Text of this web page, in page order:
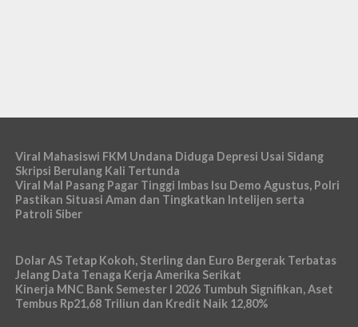
Viral Mahasiswi FKM Undana Diduga Depresi Usai Sidang
Skripsi Berulang Kali Tertunda
Viral Mal Pasang Pagar Tinggi Imbas Isu Demo Agustus, Polri
Pastikan Situasi Aman dan Tingkatkan Intelijen serta
Patroli Siber
Dolar AS Tetap Kokoh, Sterling dan Euro Bergerak Terbatas
Jelang Data Tenaga Kerja Amerika Serikat
Kinerja MNC Bank Semester I 2026 Tumbuh Signifikan, Aset
Tembus Rp21,68 Triliun dan Kredit Naik 12,80%